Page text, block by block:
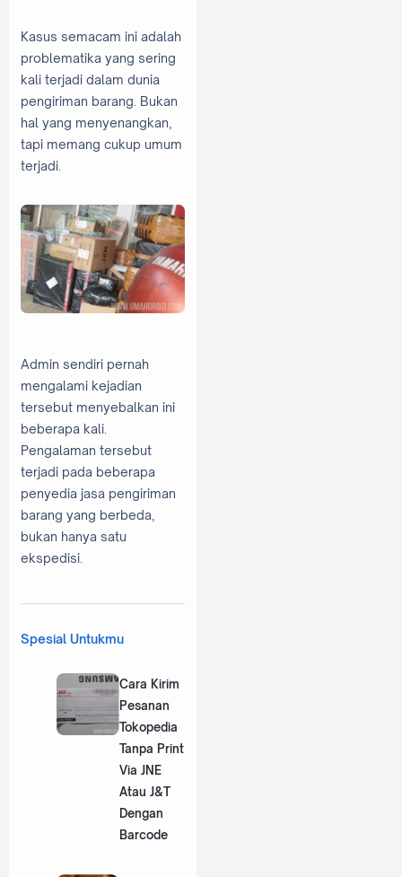
Kasus semacam ini adalah
problematika yang sering
kali terjadi dalam dunia
pengiriman barang. Bukan
hal yang menyenangkan,
tapi memang cukup umum
terjadi.
Admin sendiri pernah
mengalami kejadian
tersebut menyebalkan ini
beberapa kali.
Pengalaman tersebut
terjadi pada beberapa
penyedia jasa pengiriman
barang yang berbeda,
bukan hanya satu
ekspedisi.
Spesial Untukmu
Cara Kirim
Pesanan
Tokopedia
Tanpa Print
Via JNE
Atau J&T
Dengan
Barcode